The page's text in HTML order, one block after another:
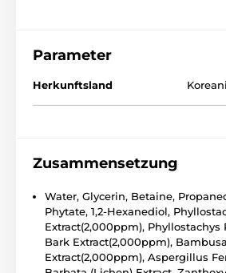
Parameter
Herkunftsland
Zusammensetzung
Water, Glycerin, Betaine,
Phytate, 1,2-Hexanediol,
Extract(2,000ppm), Phyllostachys
Bark Extract(2,000ppm),
Extract(2,000ppm), Aspergillus